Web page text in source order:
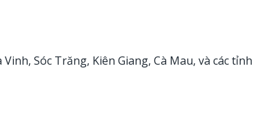
Sóc Trăng, Kiên Giang, Cà Mau, và các tỉnh